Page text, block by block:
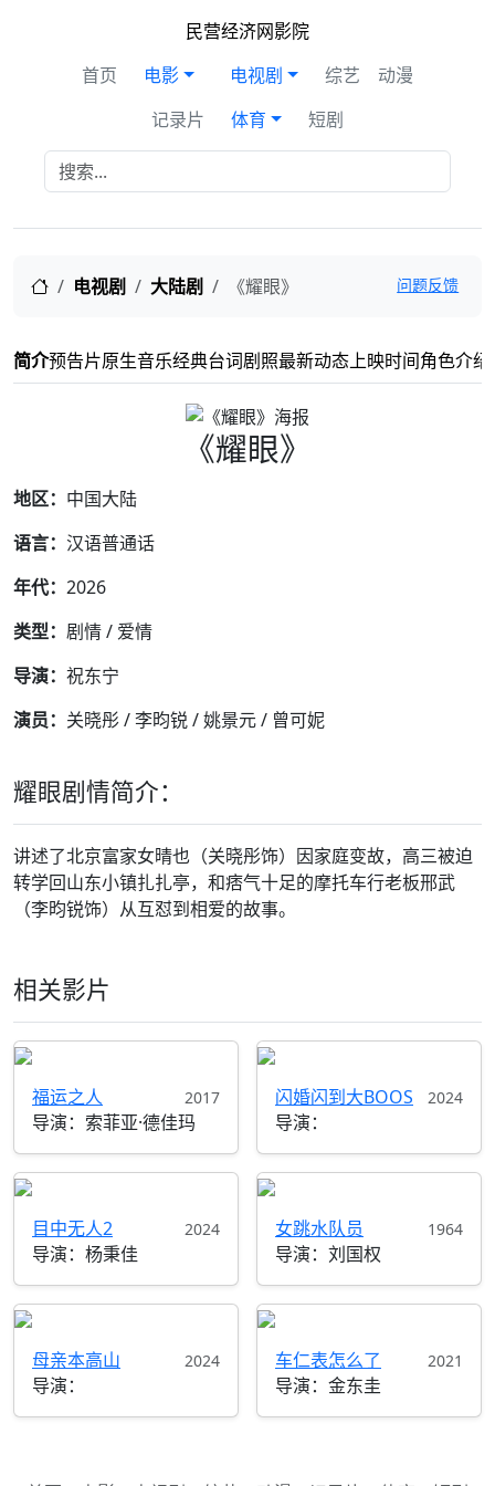
民营经济网影院
首页
电影 电视剧 综艺
动漫
记录片
体育 短剧
首页电视剧 大陆剧 《耀眼》 问题反馈
简介预告片原生音乐经典台词剧照最新动态上映时间角色介绍
《耀眼》
地区： 中国大陆
语言： 汉语普通话
年代： 2026
类型： 剧情 / 爱情
导演： 祝东宁
演员： 关晓彤 / 李昀锐 / 姚景元 / 曾可妮
耀眼剧情简介：
讲述了北京富家女晴也（关晓彤饰）因家庭变故，高三被迫
转学回山东小镇扎扎亭，和痞气十足的摩托车行老板邢武
（李昀锐饰）从互怼到相爱的故事。
相关影片
福运之人 2017
导演：索菲亚·德佳玛
闪婚闪到大BOOS 2024
导演：
目中无人2 2024
导演：杨秉佳
女跳水队员 1964
导演：刘国权
母亲本高山 2024
导演：
车仁表怎么了 2021
导演：金东圭